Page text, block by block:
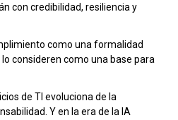
con credibilidad, resiliencia y
como una formalidad
consideren como una base para
de TI evoluciona de la
Y en la era de la IA